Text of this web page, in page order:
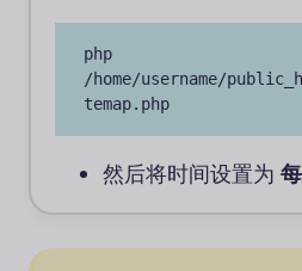
php
/home/username/
temap.php
然后将时间设置为